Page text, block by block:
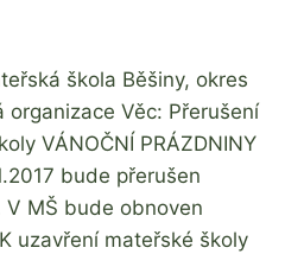
škola Běšiny, okres
organizace Věc: Přerušení
VÁNOČNÍ PRÁZDNINY
bude přerušen
V MŠ bude obnoven
uzavření mateřské školy